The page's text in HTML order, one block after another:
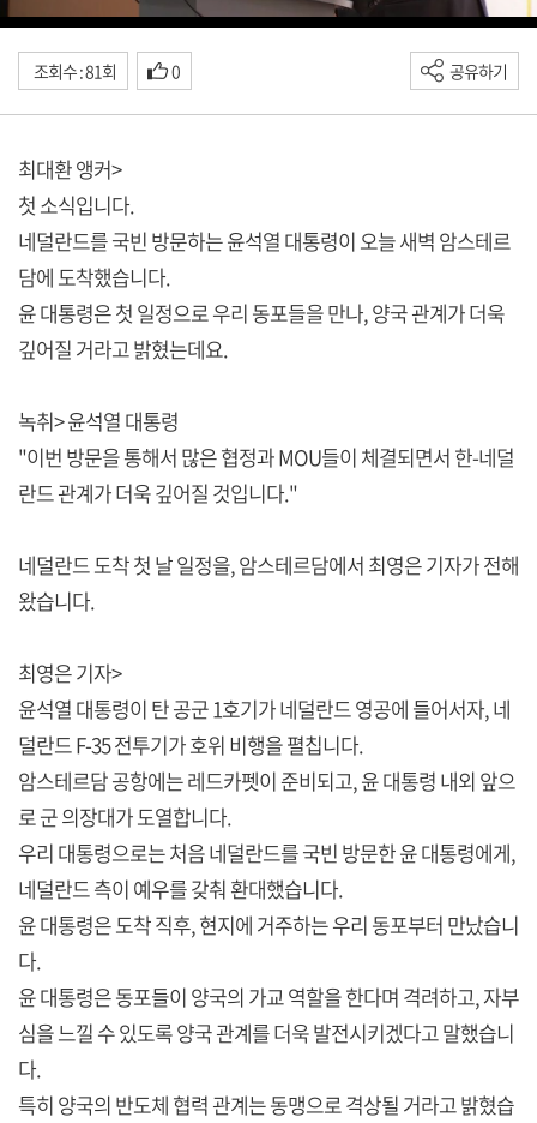
조회수 : 81회 0 공유하기
최대환 앵커>
첫 소식입니다.
네덜란드를 국빈 방문하는 윤석열 대통령이 오늘 새벽 암스테르
담에 도착했습니다.
윤 대통령은 첫 일정으로 우리 동포들을 만나, 양국 관계가 더욱
깊어질 거라고 밝혔는데요.
녹취> 윤석열 대통령
"이번 방문을 통해서 많은 협정과 MOU들이 체결되면서 한-네덜
란드 관계가 더욱 깊어질 것입니다."
네덜란드 도착 첫 날 일정을, 암스테르담에서 최영은 기자가 전해
왔습니다.
최영은 기자>
윤석열 대통령이 탄 공군 1호기가 네덜란드 영공에 들어서자, 네
덜란드 F-35 전투기가 호위 비행을 펼칩니다.
암스테르담 공항에는 레드카펫이 준비되고, 윤 대통령 내외 앞으
로 군 의장대가 도열합니다.
우리 대통령으로는 처음 네덜란드를 국빈 방문한 윤 대통령에게,
네덜란드 측이 예우를 갖춰 환대했습니다.
윤 대통령은 도착 직후, 현지에 거주하는 우리 동포부터 만났습니
다.
윤 대통령은 동포들이 양국의 가교 역할을 한다며 격려하고, 자부
심을 느낄 수 있도록 양국 관계를 더욱 발전시키겠다고 말했습니
다.
특히 양국의 반도체 협력 관계는 동맹으로 격상될 거라고 밝혔습